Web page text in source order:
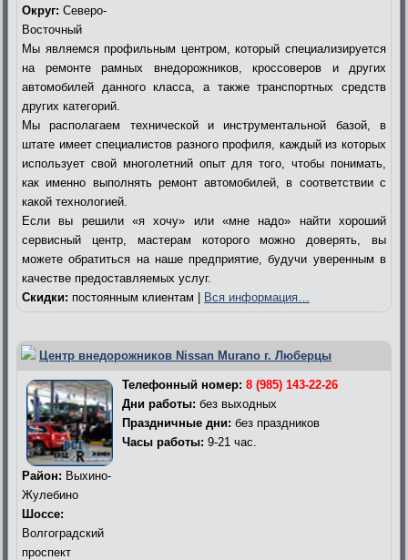
Округ: Северо-
Восточный
Мы являемся профильным центром, который специализируется
на ремонте рамных внедорожников, кроссоверов и других
автомобилей данного класса, а также транспортных средств
других категорий.
Мы располагаем технической и инструментальной базой, в
штате имеет специалистов разного профиля, каждый из которых
использует свой многолетний опыт для того, чтобы понимать,
как именно выполнять ремонт автомобилей, в соответствии с
какой технологией.
Если вы решили «я хочу» или «мне надо» найти хороший
сервисный центр, мастерам которого можно доверять, вы
можете обратиться на наше предприятие, будучи уверенным в
качестве предоставляемых услуг.
Скидки: постоянным клиентам | Вся информация…
Центр внедорожников Nissan Murano г. Люберцы
Телефонный номер: 8 (985) 143-22-26
Дни работы: без выходных
Праздничные дни: без праздников
Часы работы: 9-21 час.
Район: Выхино-
Жулебино
Шоссе:
Волгоградский
проспект